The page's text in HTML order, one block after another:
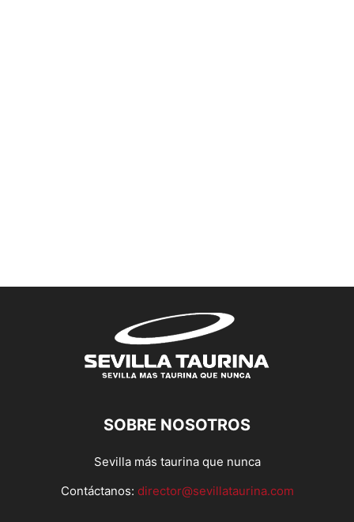
SOBRE NOSOTROS
Sevilla más taurina que nunca
Contáctanos: director@sevillataurina.com